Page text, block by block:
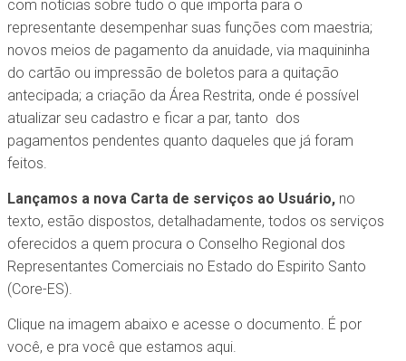
com notícias sobre tudo o que importa para o
representante desempenhar suas funções com maestria;
novos meios de pagamento da anuidade, via maquininha
do cartão ou impressão de boletos para a quitação
antecipada; a criação da Área Restrita, onde é possível
atualizar seu cadastro e ficar a par, tanto dos
pagamentos pendentes quanto daqueles que já foram
feitos.
Lançamos a nova Carta de serviços ao Usuário,no
texto, estão dispostos, detalhadamente, todos os serviços
oferecidos a quem procura o Conselho Regional dos
Representantes Comerciais no Estado do Espirito Santo
(Core-ES).
Clique na imagem abaixo e acesse o documento. É por
você, e pra você que estamos aqui.